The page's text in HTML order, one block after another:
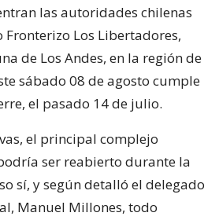
las autoridades chilenas
Los Libertadores,
de Los Andes, en la región de
sábado 08 de agosto cumple
el pasado 14 de julio.
el principal complejo
ser reabierto durante la
sí, y según detalló el delegado
Manuel Millones, todo